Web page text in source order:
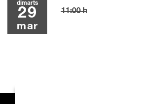
dimarts
29
mar
11:00 h